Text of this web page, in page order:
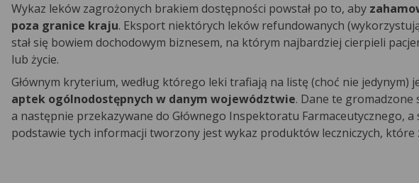
Wykaz leków zagrożonych brakiem dostępności powstał po to, aby
poza granice kraju. Eksport niektórych leków refundowanych
stał się bowiem dochodowym biznesem, na którym najbardziej cierpieli
lub życie.
Głównym kryterium, według którego leki trafiają na listę (choć nie jedynym)
aptek ogólnodostępnych w danym województwie. Dane te gromadzone
a następnie przekazywane do Głównego Inspektoratu Farmaceutycznego,
podstawie tych informacji tworzony jest wykaz produktów leczniczych,